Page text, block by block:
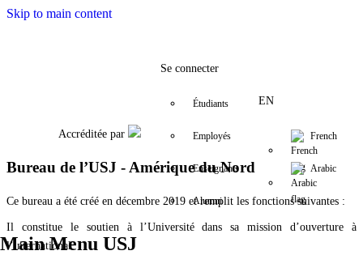
Skip to main contentFacebook
Accréditée par
Se connecter
Étudiants
Employés
Enseignants
Alumni
EN
French
Arabic
Main Menu USJ
Bureau de l’USJ - Amérique du Nord
Ce bureau a été créé en décembre 2019 et remplit les fonctions suivantes :
Il constitue le soutien à l’Université dans sa mission d’ouverture à
l’international.